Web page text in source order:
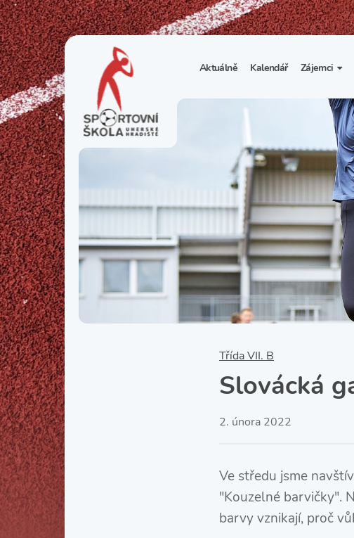
Aktuálně Kalendář Zájemci
1. třída
Třída VII. B
Slovácká
2. února 2022
Ve středu jsme
"Kouzelné barvičky".
barvy vznikají, proč